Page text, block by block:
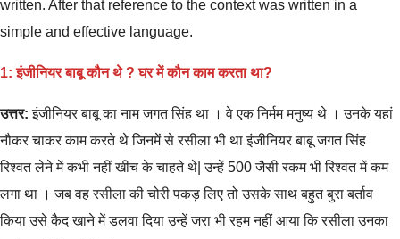
written. After that reference to the context was written in a
simple and effective language.
1: इंजीनियर बाबू कौन थे ? घर में कौन काम करता था?
उत्तर:इंजीनियर बाबू का नाम जगत सिंह था । वे एक निर्मम मनुष्य थे । उनके यहां
नौकर चाकर काम करते थे जिनमें से रसीला भी था इंजीनियर बाबू जगत सिंह
रिश्वत लेने में कभी नहीं खींच के चाहते थे| उन्हें 500 जैसी रकम भी रिश्वत में कम
लगा था । जब वह रसीला की चोरी पकड़ लिए तो उसके साथ बहुत बुरा बर्ताव
किया उसे कैद खाने में डलवा दिया उन्हें जरा भी रहम नहीं आया कि रसीला उनका